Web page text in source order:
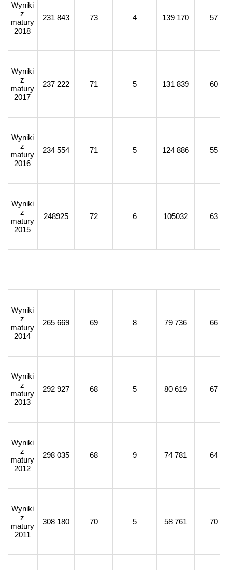
Wyniki
z
matury
2018
231 843 73 4 139 170 57
Wyniki
z
matury
2017
237 222 71 5 131 839 60
Wyniki
z
matury
2016
234 554 71 5 124 886 55
Wyniki
z
matury
2015
248925 72 6 105032 63
Wyniki
z
matury
2014
265 669 69 8 79 736 66
Wyniki
z
matury
2013
292 927 68 5 80 619 67
Wyniki
z
matury
2012
298 035 68 9 74 781 64
Wyniki
z
matury
2011
308 180 70 5 58 761 70